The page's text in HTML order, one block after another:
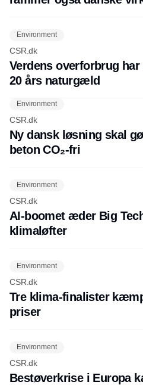
Environment
CSR.dk
Verdens overforbrug
20 års naturgæld
Environment
CSR.dk
Ny dansk løsning skal
beton CO₂-fri
Environment
CSR.dk
AI-boomet æder Big
klimaløfter
Environment
CSR.dk
Tre klima-finalister
priser
Environment
CSR.dk
Bestøverkrise i Europa